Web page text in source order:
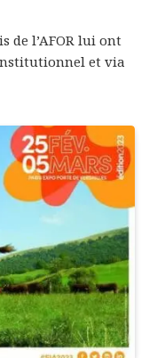
de l’AFOR lui ont
et via